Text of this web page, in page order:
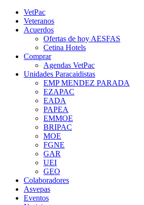
Saltar
contenido
YouTube
Instagram
Facebook
TwitterVetPac
Veteranos
Acuerdos
Ofertas de hoy AESFAS
Cetina Hotels
Comprar
Agendas VetPac
Unidades Paracaidistas
EMP MENDEZ PARADA
EZAPAC
EADA
PAPEA
EMMOE
BRIPAC
MOE
FGNE
GAR
UEI
GEO
Colaboradores
Asvepas
Eventos